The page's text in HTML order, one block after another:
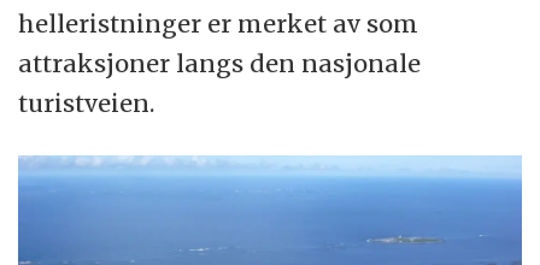
helleristninger er merket av som
attraksjoner langs den nasjonale
turistveien.